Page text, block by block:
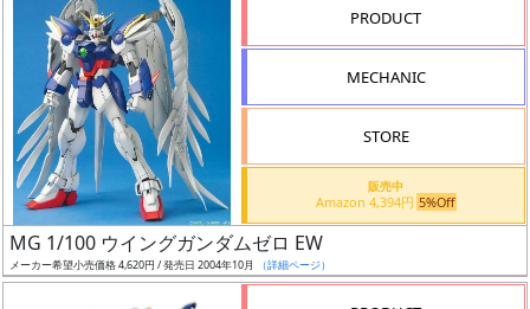
価
格
改
定
予
PRODUCT
MECHANIC
STORE
販売中
Amazon 4,394円 5%Off
MG 1/100 ウイングガンダムゼロ EW
メーカー希望小売価格 4,620円 / 発売日 2004年10月 （詳細ページ）